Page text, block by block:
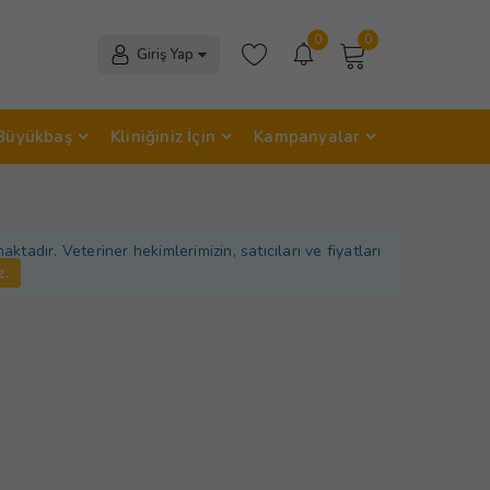
0
0
Giriş Yap
Kliniğiniz İçin Kampanyalar
Veteriner hekimlerimizin, satıcıları ve fiyatları